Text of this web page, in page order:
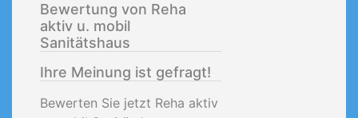
Bewertung von Reha
aktiv u. mobil
Sanitätshaus
Ihre Meinung ist gefragt!
Bewerten Sie jetzt Reha aktiv